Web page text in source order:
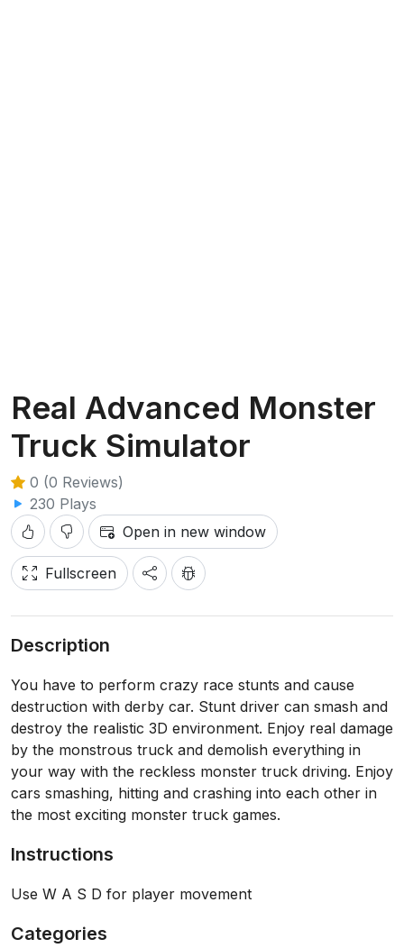
Real Advanced Monster
Truck Simulator
0 (0 Reviews)
230 Plays
Open in new window
Fullscreen
Description
You have to perform crazy race stunts and cause
destruction with derby car. Stunt driver can smash and
destroy the realistic 3D environment. Enjoy real damage
by the monstrous truck and demolish everything in
your way with the reckless monster truck driving. Enjoy
cars smashing, hitting and crashing into each other in
the most exciting monster truck games.
Instructions
Use W A S D for player movement
Categories